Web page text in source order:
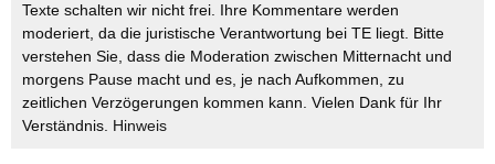
Texte schalten wir nicht frei. Ihre Kommentare werden
moderiert, da die juristische Verantwortung bei TE liegt. Bitte
verstehen Sie, dass die Moderation zwischen Mitternacht und
morgens Pause macht und es, je nach Aufkommen, zu
zeitlichen Verzögerungen kommen kann. Vielen Dank für Ihr
Verständnis. Hinweis